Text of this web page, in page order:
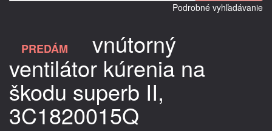
Podrobné vyhľadávanie
PREDÁM vnútorný
ventilátor kúrenia na
škodu superb II,
3C1820015Q